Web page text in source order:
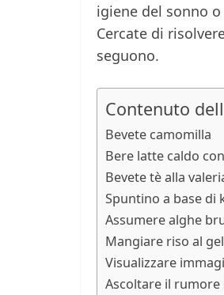
igiene del sonno
Cercate di
seguono.
Contenuto
Bevete camomilla
Bere latte caldo
Bevete tè alla
Spuntino a base di
Assumere alghe
Mangiare riso al
Visualizzare
Ascoltare il rumore